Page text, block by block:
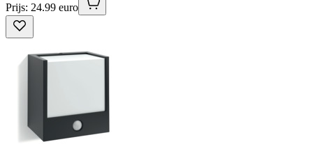
Prijs: 24.99 euro